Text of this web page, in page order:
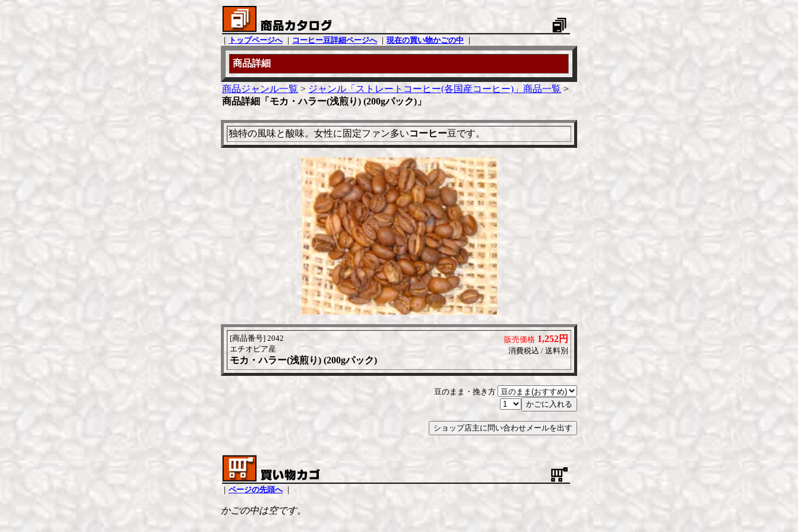
｜ トップページへ｜ コーヒー豆詳細ページへ｜ 現在の買い物かごの中 ｜
商品詳細
商品ジャンル一覧 > ジャンル「ストレートコーヒー(各国産コーヒー)」商品一覧>
商品詳細「モカ・ハラー(浅煎り) (200gパック)」
独特の風味と酸味。女性に固定ファン多いコーヒー豆です。
[商品番号] 2042
エチオピア産
モカ・ハラー(浅煎り) (200gパック)
販売価格 1,252円
消費税込 / 送料別
豆のまま・挽き方
｜ ページの先頭へ｜
かごの中は空です。